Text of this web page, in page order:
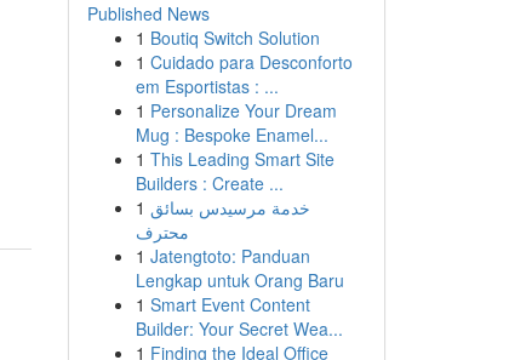
Published News
1 Boutiq Switch Solution
1 Cuidado para Desconforto
em Esportistas : ...
1 Personalize Your Dream
Mug : Bespoke Enamel...
1 This Leading Smart Site
Builders : Create ...
1 خدمة مرسيدس بسائق
محترف
1 Jatengtoto: Panduan
Lengkap untuk Orang Baru
1 Smart Event Content
Builder: Your Secret Wea...
1 Finding the Ideal Office